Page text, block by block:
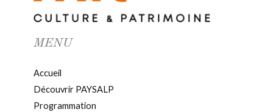
MENU
Accueil
Découvrir PAYSALP
Programmation